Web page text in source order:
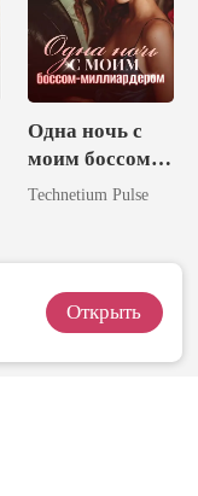
Одна ночь с
моим боссом-
миллиардером
Technetium Pulse
Открыть